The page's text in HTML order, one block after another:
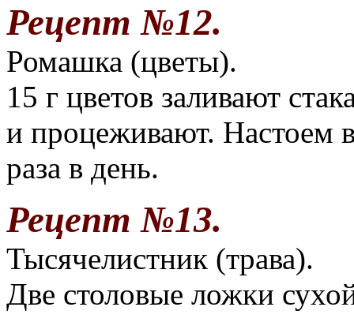
Рецепт №12.
Ромашка (цветы).
15 г цветов заливают
и процеживают. Настоем
раза в день.
Рецепт №13.
Тысячелистник (трава).
Две столовые ложки